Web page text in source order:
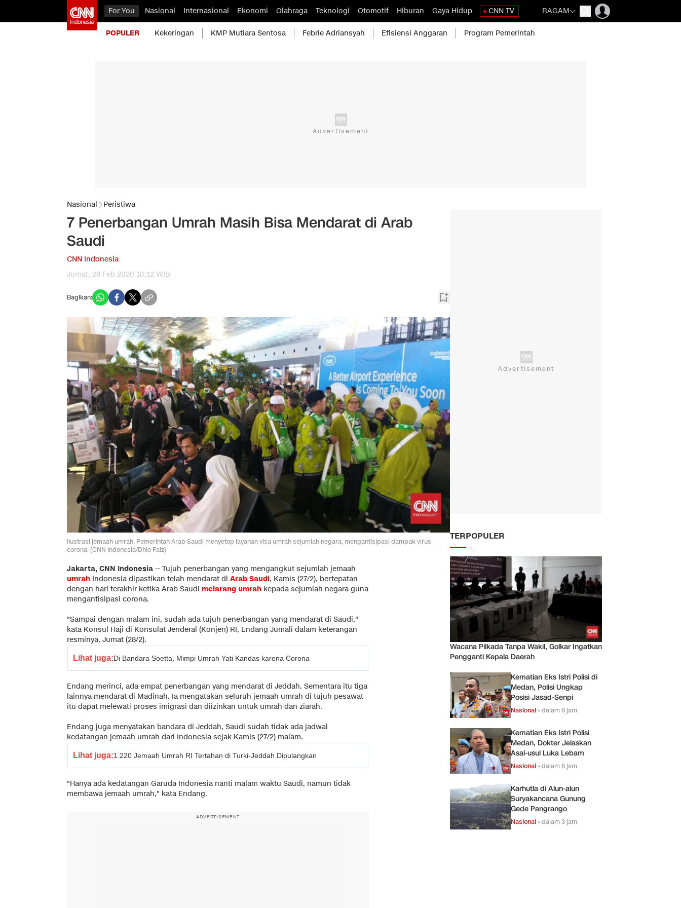
For You Nasional Internasional Ekonomi Olahraga Teknologi Otomotif Hiburan Gaya Hidup CNN TV RAGAM
POPULER Kekeringan KMP Mutiara Sentosa Febrie Adriansyah Efisiensi Anggaran Program Pemerintah
Nasional Peristiwa
7 Penerbangan Umrah Masih Bisa Mendarat di Arab
Saudi
CNN Indonesia
Jumat, 28 Feb 2020 10:12 WIB
Bagikan:
Ilustrasi jemaah umrah. Pemerintah Arab Saudi menyetop layanan visa umrah sejumlah negara, mengantisipasi dampak virus
corona. (CNN Indonesia/Dhio Faiz)
Jakarta, CNN Indonesia -- Tujuh penerbangan yang mengangkut sejumlah jemaah
umrah Indonesia dipastikan telah mendarat di Arab Saudi, Kamis (27/2), bertepatan
dengan hari terakhir ketika Arab Saudi melarang umrah kepada sejumlah negara guna
mengantisipasi corona.
"Sampai dengan malam ini, sudah ada tujuh penerbangan yang mendarat di Saudi,"
kata Konsul Haji di Konsulat Jenderal (Konjen) RI, Endang Jumali dalam keterangan
resminya, Jumat (28/2).
Lihat juga:Di Bandara Soetta, Mimpi Umrah Yati Kandas karena Corona
Endang merinci, ada empat penerbangan yang mendarat di Jeddah. Sementara itu tiga
lainnya mendarat di Madinah. Ia mengatakan seluruh jemaah umrah di tujuh pesawat
itu dapat melewati proses imigrasi dan diizinkan untuk umrah dan ziarah.
Endang juga menyatakan bandara di Jeddah, Saudi sudah tidak ada jadwal
kedatangan jemaah umrah dari Indonesia sejak Kamis (27/2) malam.
Lihat juga:1.220 Jemaah Umrah RI Tertahan di Turki-Jeddah Dipulangkan
"Hanya ada kedatangan Garuda Indonesia nanti malam waktu Saudi, namun tidak
membawa jemaah umrah," kata Endang.
ADVERTISEMENT
TERPOPULER
Wacana Pilkada Tanpa Wakil, Golkar Ingatkan
Pengganti Kepala Daerah
Kematian Eks Istri Polisi di
Medan, Polisi Ungkap
Posisi Jasad-Senpi
Nasional •dalam 6 jam
Kematian Eks Istri Polisi
Medan, Dokter Jelaskan
Asal-usul Luka Lebam
Nasional •dalam 6 jam
Karhutla di Alun-alun
Suryakancana Gunung
Gede Pangrango
Nasional •dalam 3 jam